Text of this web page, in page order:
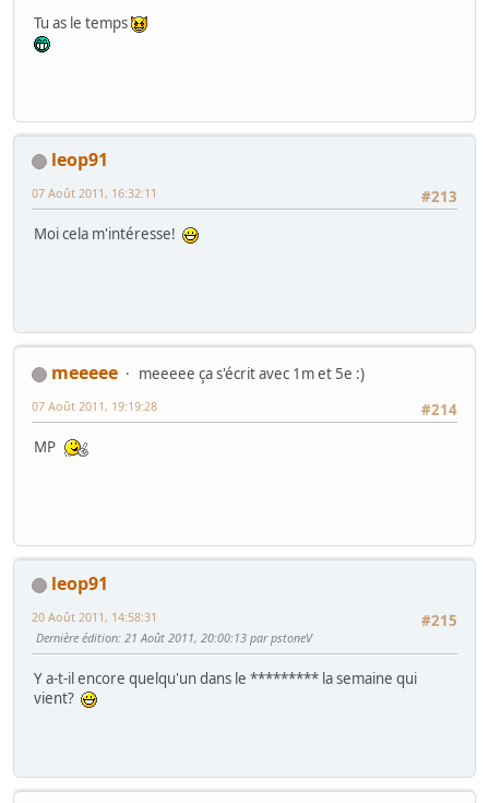
Tu as le temps
leop91
#213
07 Août 2011, 16:32:11
Moi cela m'intéresse!
meeeee
meeeee ça s'écrit avec 1m et 5e :)
#214
07 Août 2011, 19:19:28
MP
leop91
#215
20 Août 2011, 14:58:31
Dernière édition: 21 Août 2011, 20:00:13 par pstoneV
Y a-t-il encore quelqu'un dans le ********* la semaine qui
vient?